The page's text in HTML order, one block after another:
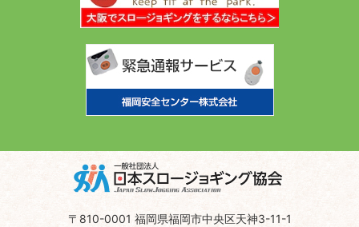
〒810-0001 福岡県福岡市中央区天神3-11-1